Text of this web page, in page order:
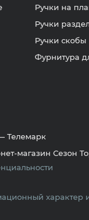
Ручки на
Ручки
Ручки скобы
Фурнитура
Телемарк
магазин Сезон
характер